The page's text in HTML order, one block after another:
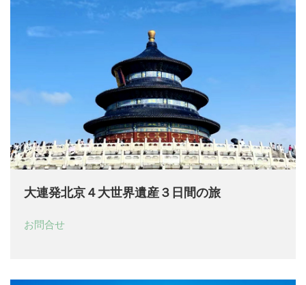
大連発北京４大世界遺産３日間の旅
お問合せ